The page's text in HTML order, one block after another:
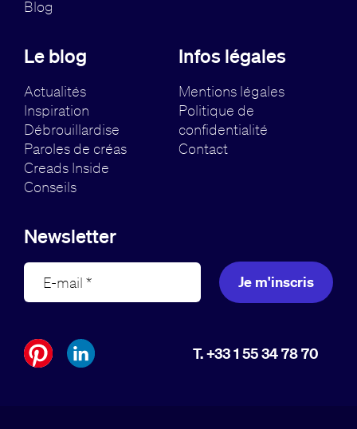
Blog
Le blog
Actualités
Inspiration
Débrouillardise
Paroles de créas
Creads Inside
Conseils
Infos légales
Mentions légales
Politique de
confidentialité
Contact
Newsletter
Je m'inscris
T. +33 1 55 34 78 70